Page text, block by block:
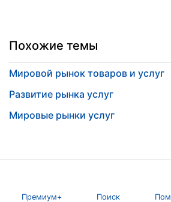
Похожие темы
Мировой рынок товаров и услуг
Развитие рынка услуг
Мировые рынки услуг
Премиум+ Поиск